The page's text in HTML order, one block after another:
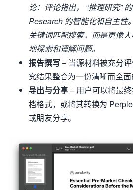
论：评论指出， “推理研究”
Research 的智能化和自主性
关键词匹配搜索，而是更像
地探索和理解问题。
报告撰写– 当源材料被充分
究结果整合为一份清晰而全面
导出与分享– 用户可以将最
档格式，或将其转换为
或朋友分享。